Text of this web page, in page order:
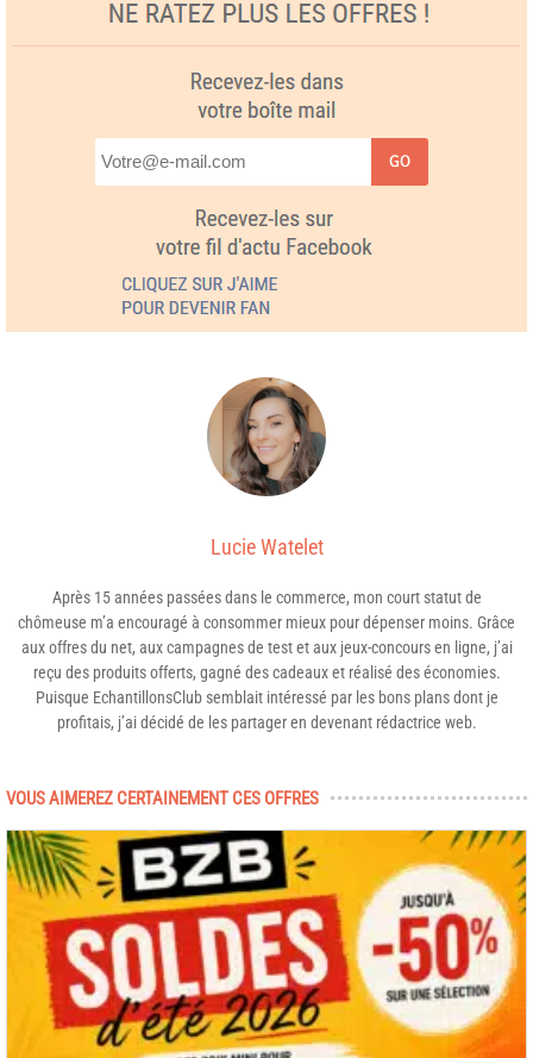
GO
Lucie Watelet
Après 15 années passées dans le commerce, mon court statut de
chômeuse m’a encouragé à consommer mieux pour dépenser moins. Grâce
aux offres du net, aux campagnes de test et aux jeux-concours en ligne, j’ai
reçu des produits offerts, gagné des cadeaux et réalisé des économies.
Puisque EchantillonsClub semblait intéressé par les bons plans dont je
profitais, j’ai décidé de les partager en devenant rédactrice web.
VOUS AIMEREZ CERTAINEMENT CES OFFRES